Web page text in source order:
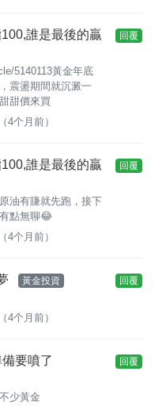
誰是最後的贏
5140113黃金年底
震盪期間就沉澱一
甜價來買
（4个月前）
回覆
誰是最後的贏
油有賺就先跑，接下
點無聊😂
（4个月前）
回覆
黃金投資
（4个月前）
回覆
要噴了
少黃金
回覆